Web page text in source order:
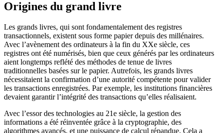
Origines du grand livre
Les grands livres, qui sont fondamentalement des registres
transactionnels, existent sous forme papier depuis des millénaires.
Avec l’avènement des ordinateurs à la fin du XXe siècle, ces
registres ont été numérisés, bien que ceux générés par les ordinateurs
aient longtemps reflété des méthodes de tenue de livres
traditionnelles basées sur le papier. Autrefois, les grands livres
nécessitaient la confirmation d’une autorité compétente pour valider
les transactions enregistrées. Par exemple, les institutions financières
devaient garantir l’intégrité des transactions qu’elles réalisaient.
Avec l’essor des technologies au 21e siècle, la gestion des
informations a été réinventée grâce à la cryptographie, des
algorithmes avancés, et une puissance de calcul répandue. Cela a